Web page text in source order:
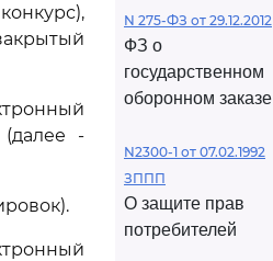
-
N 275-ФЗ от 29.12.2012
ФЗ о
государственном
оборонном заказе
N2300-1 от 07.02.1992
ЗППП
О защите прав
потребителей